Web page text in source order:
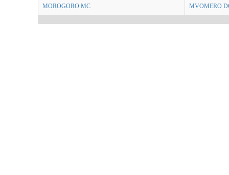
MOROGORO MC MVOMERO